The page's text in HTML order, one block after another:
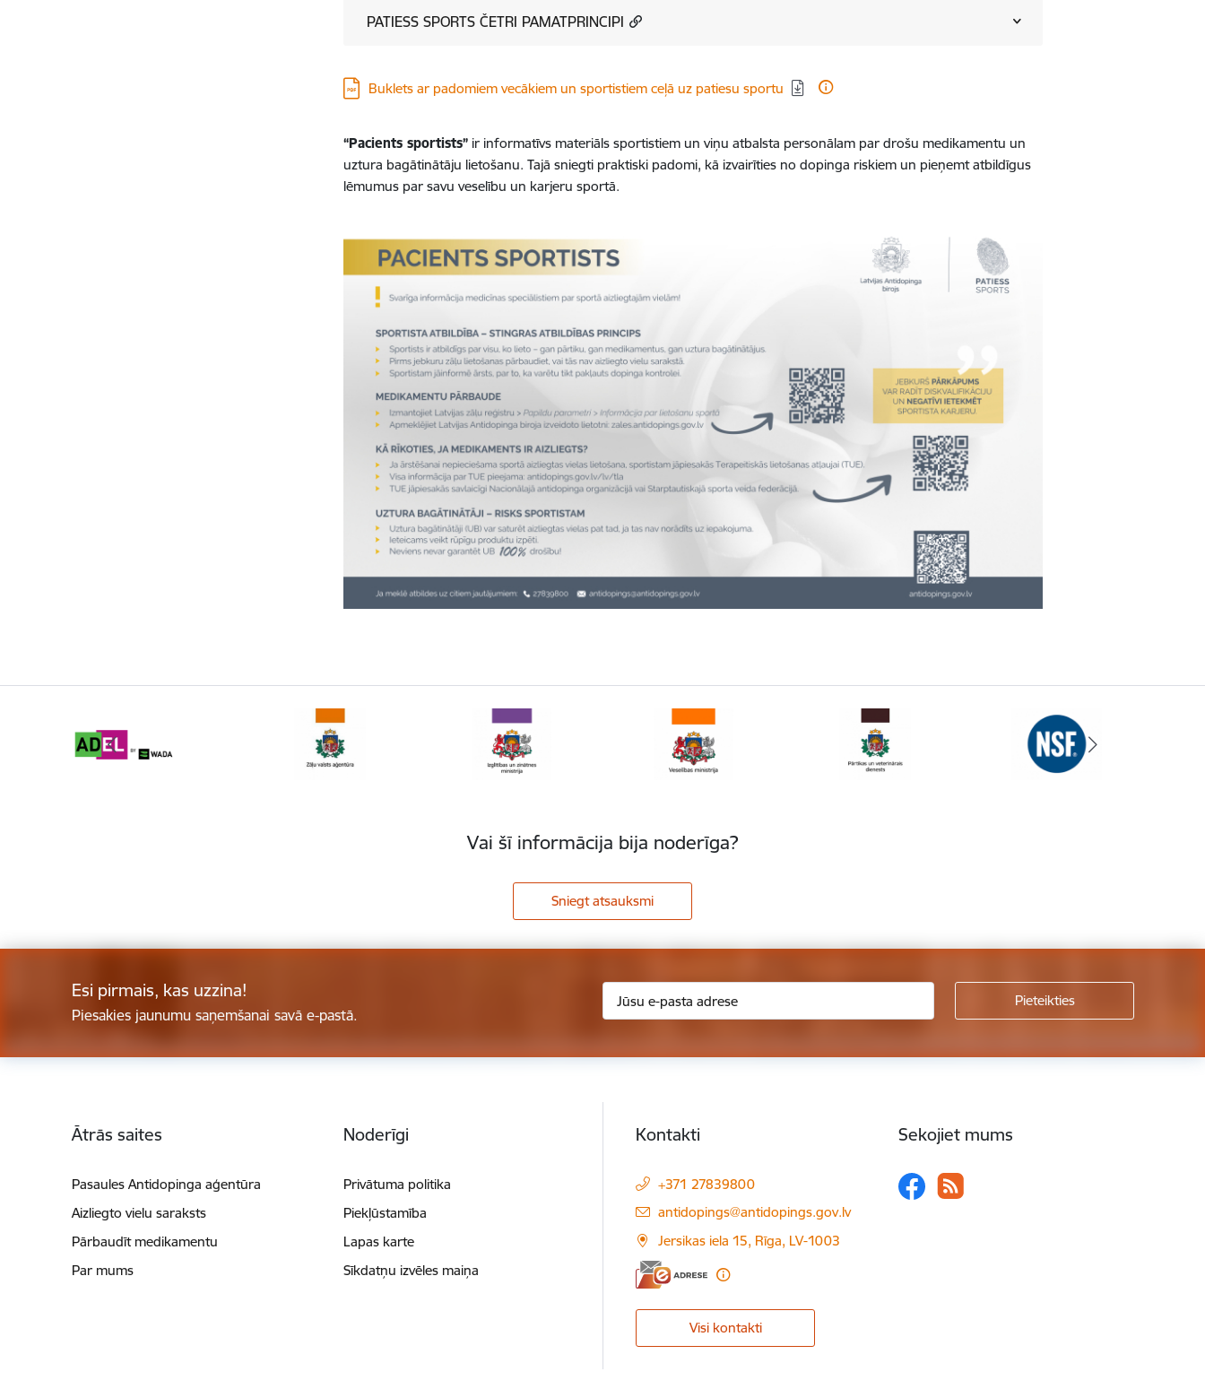
PATIESS SPORTS ČETRI PAMATPRINCIPI
Lejupielādēt:
Buklets ar padomiem vecākiem un sportistiem ceļā uz patiesu sportu
“Pacients sportists” ir informatīvs materiāls sportistiem un viņu atbalsta personālam par drošu medikamentu un
uztura bagātinātāju lietošanu. Tajā sniegti praktiski padomi, kā izvairīties no dopinga riskiem un pieņemt atbildīgus
lēmumus par savu veselību un karjeru sportā.
Vai šī informācija bija noderīga?
Sniegt atsauksmi
Esi pirmais, kas uzzina!
Piesakies jaunumu saņemšanai savā e-pastā.
Ātrās saites
Pasaules Antidopinga aģentūra
Aizliegto vielu saraksts
Pārbaudīt medikamentu
Par mums
Noderīgi
Privātuma politika
Piekļūstamība
Lapas karte
Sīkdatņu izvēles maiņa
Kontakti
+371 27839800
E-pasts:
antidopings@antidopings.gov.lv
Jersikas iela 15, Rīga, LV-1003
Visi kontakti
Sekojiet mums